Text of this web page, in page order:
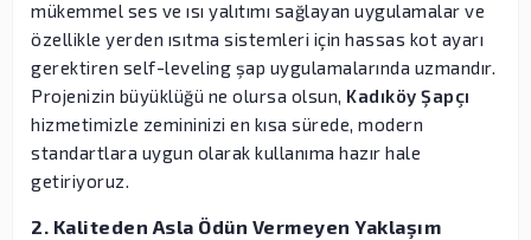
mükemmel ses ve ısı yalıtımı sağlayan uygulamalar ve
özellikle yerden ısıtma sistemleri için hassas kot ayarı
gerektiren self-leveling şap uygulamalarında uzmandır.
Projenizin büyüklüğü ne olursa olsun, Kadıköy Şapçı
hizmetimizle zemininizi en kısa sürede, modern
standartlara uygun olarak kullanıma hazır hale
getiriyoruz.
2. Kaliteden Asla Ödün Vermeyen Yaklaşım